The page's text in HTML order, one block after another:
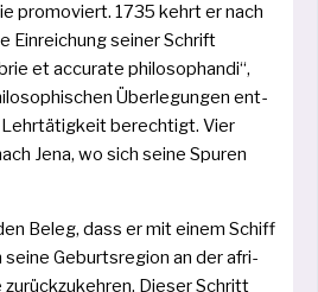
pro­mo­viert. 1735 kehrt er nach
Einreichung sei­ner Schrift
et accu­ra­te phi­lo­so­p­han­di“,
Überlegungen ent­
berech­tigt. Vier
Jena, wo sich sei­ne Spuren
Beleg, dass er mit einem Schiff
sei­ne Geburtsregion an der afri­
Dieser Schritt